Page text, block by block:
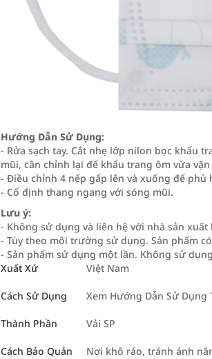
Hướng Dẫn Sử Dụng:
- Rửa sạch tay. Cắt nhẹ lớp nilon bọc khẩu
mũi, cân chỉnh lại để khẩu trang ôm vừa
- Điều chỉnh 4 nếp gấp lên và xuống để phù
- Cố định thang ngang với sóng mũi.
Lưu ý:
- Không sử dụng và liên hệ với nhà sản
- Tùy theo môi trường sử dụng. Sản phẩm
- Sản phẩm sử dụng một lần. Không sử
Xuất Xứ
Việt Nam
Cách Sử Dụng Xem Hướng Dẫn Sử Dụng
Thành Phần Vải SP
Cách Bảo Quản Nơi khô ráo, tránh ánh